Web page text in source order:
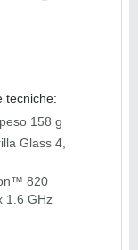
tecniche:
158 g
Glass 4,
820
1.6 GHz